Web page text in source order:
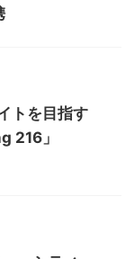
トを目指す
216」